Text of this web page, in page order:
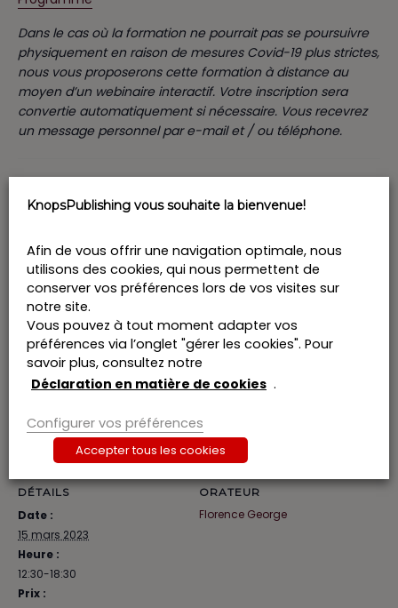
Dans le cas où la formation ne pourrait pas se poursuivre
physiquement en raison de mesures Covid-19 plus strictes,
nous vous proposerons cette formation à distance au
moyen d’un webinaire interactif. Votre inscription sera
convertie automatiquement si nécessaire. Vous recevrez
un message personnel par e-mail et / ou téléphone.
Ajouter au calendrier
Billets
Billets ne sont plus disponibles
DÉTAILS
Date :
15 mars 2023
Heure :
12:30-18:30
Prix :
ORATEUR
Florence George
KnopsPublishing vous souhaite la bienvenue!
Afin de vous offrir une navigation optimale, nous
utilisons des cookies, qui nous permettent de
conserver vos préférences lors de vos visites sur
notre site.
Vous pouvez à tout moment adapter vos
préférences via l’onglet "gérer les cookies". Pour
savoir plus, consultez notre
Déclaration en matière de cookies .
Configurer vos préférences
Accepter tous les cookies